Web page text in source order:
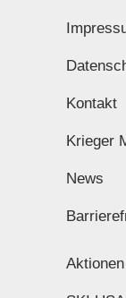
Kontakt
Krieger
News